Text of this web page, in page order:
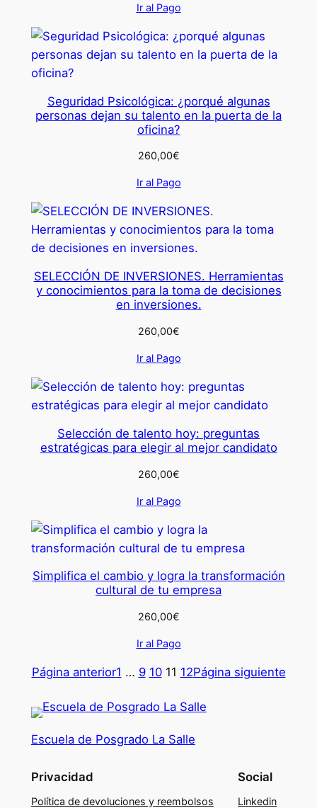
Ir al Pago
Seguridad Psicológica: ¿porqué algunas
personas dejan su talento en la puerta de la
oficina?
260,00€
Ir al Pago
SELECCIÓN DE INVERSIONES. Herramientas
y conocimientos para la toma de decisiones
en inversiones.
260,00€
Ir al Pago
Selección de talento hoy: preguntas
estratégicas para elegir al mejor candidato
260,00€
Ir al Pago
Simplifica el cambio y logra la transformación
cultural de tu empresa
260,00€
Ir al Pago
Página anterior1 … 9 10 11 12Página siguiente
Escuela de Posgrado La Salle
Privacidad
Política de devoluciones y reembolsos
Social
Linkedin